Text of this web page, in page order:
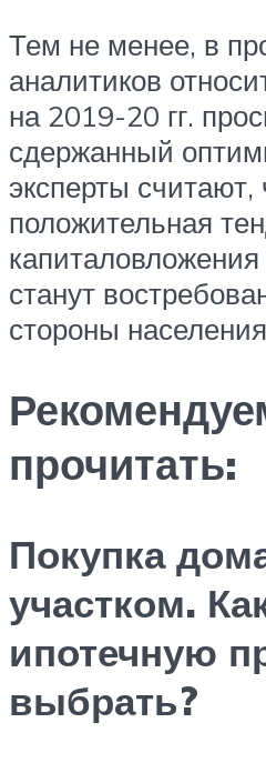
Тем не менее, в
аналитиков
на 2019-20 гг.
сдержанный
эксперты считают,
положительная
станут
стороны
прочитать:
Покупка
участком.
ипотечную
выбрать?